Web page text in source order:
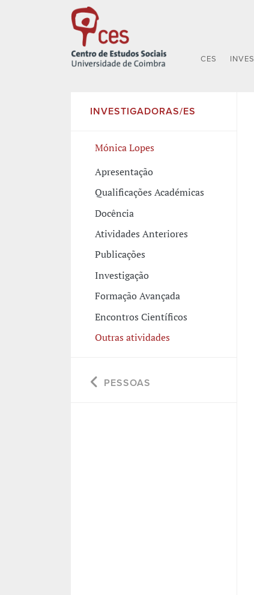
CES
INVESTIGADORAS/ES
Mónica Lopes
Apresentação
Qualificações Académicas
Docência
Atividades Anteriores
Publicações
Investigação
Formação Avançada
Encontros Científicos
Outras atividades
PESSOAS